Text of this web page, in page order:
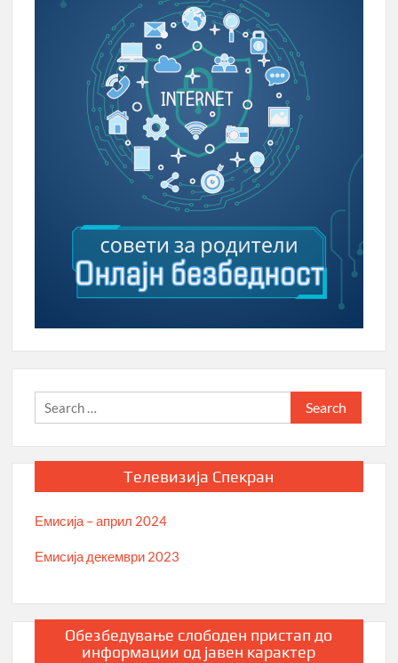
Search
for:
Телевизија Спекран
Емисија – април 2024
Емисија декември 2023
Обезбедување слободен пристап до
информации од јавен карактер